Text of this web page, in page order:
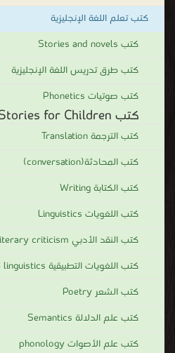
.
كتب الترجمة Translation
كتب المحادثة(conversation)
كتب الكتابة Writing
كتب اللغويات Linguistics
كتب النقد الأدبي Literary criticism
كتب اللغويات التطبيقية Applied linguistics
كتب الشعر Poetry
كتب علم الدلالة Semantics
كتب علم الأصوات phonology
كتب مناهج البحث Research Methods
كتب الصرف Morphology
كتب الأدب الحديث Modern literature
كتب اللغويات الإجتماعية Sociolinguistics